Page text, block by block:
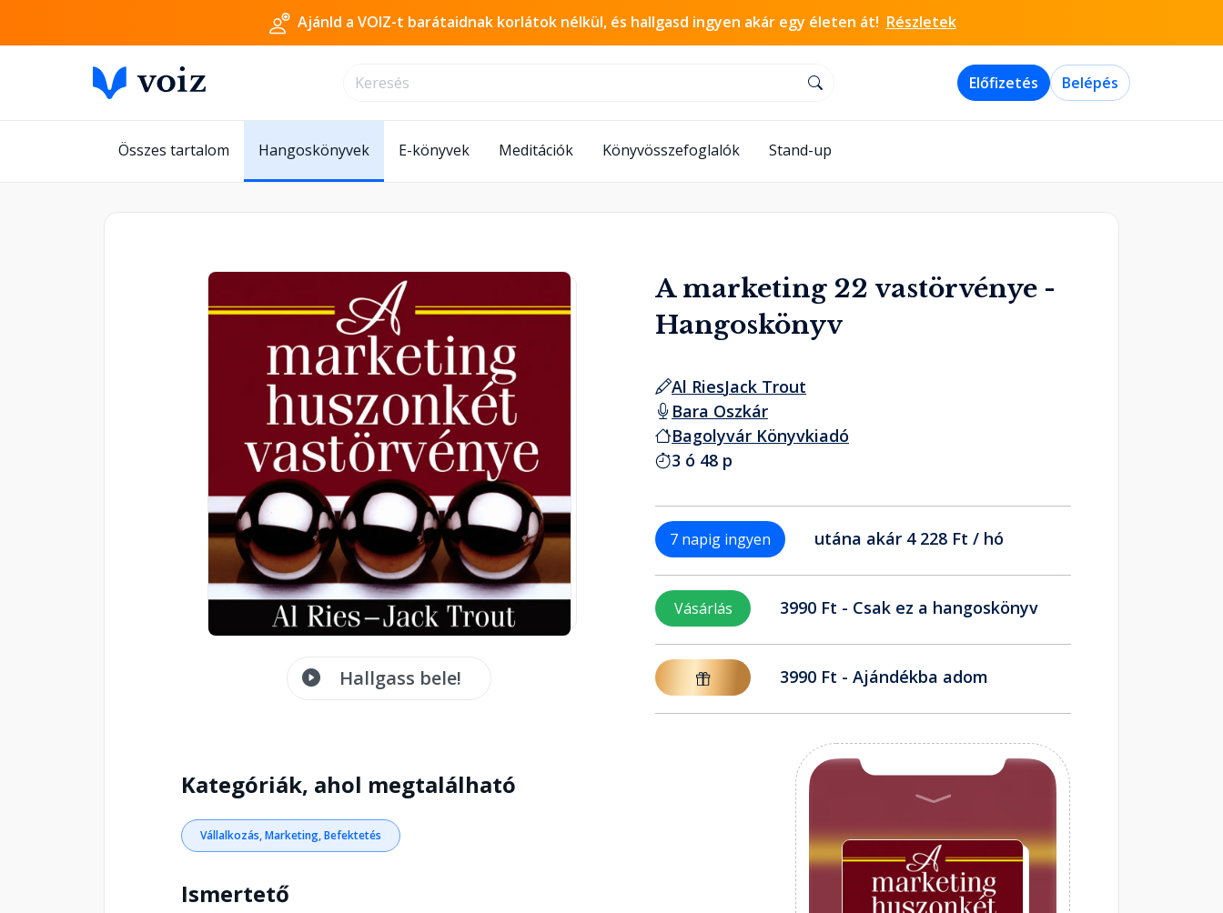
Ajánld a VOIZ-t barátaidnak korlátok nélkül, és hallgasd ingyen akár egy életen át! Részletek
Előfizetés Belépés
Összes tartalom Hangoskönyvek E-könyvek Meditációk Könyvösszefoglalók Stand-up
Hallgass bele!
A marketing 22 vastörvénye -
Hangoskönyv
Al RiesJack Trout
Bara Oszkár
Bagolyvár Könyvkiadó
3 ó 48 p
7 napig ingyen utána akár 4 228 Ft / hó
Vásárlás 3990 Ft - Csak ez a hangoskönyv
3990 Ft - Ajándékba adom
Kategóriák, ahol megtalálható
Vállalkozás, Marketing, Befektetés
Ismertető